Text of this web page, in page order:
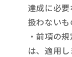
達成に必
扱わないも
・前項の
は、適用し